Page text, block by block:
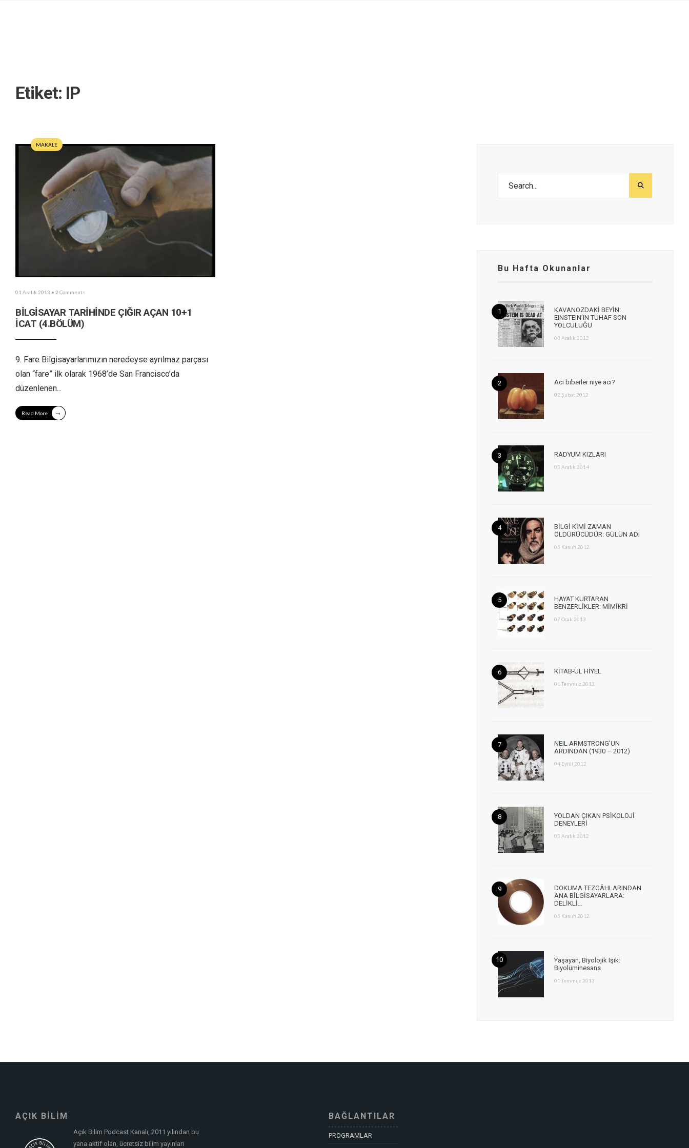
Etiket: IP
MAKALE
01 Aralık 2013 • 2 Comments
BİLGİSAYAR TARİHİNDE ÇIĞIR AÇAN 10+1
İCAT (4.BÖLÜM)
9. Fare Bilgisayarlarımızın neredeyse ayrılmaz parçası
olan “fare” ilk olarak 1968’de San Francisco’da
düzenlenen...
Read More →
Bu Hafta Okunanlar
KAVANOZDAKİ BEYİN:
EINSTEIN’IN TUHAF SON
YOLCULUĞU
03 Aralık 2012
Acı biberler niye acı?
02 Şubat 2012
RADYUM KIZLARI
03 Aralık 2014
BİLGİ KİMİ ZAMAN
ÖLDÜRÜCÜDÜR: GÜLÜN ADI
05 Kasım 2012
HAYAT KURTARAN
BENZERLİKLER: MİMİKRİ
07 Ocak 2013
KİTAB-ÜL HİYEL
01 Temmuz 2013
NEIL ARMSTRONG’UN
ARDINDAN (1930 – 2012)
04 Eylül 2012
YOLDAN ÇIKAN PSİKOLOJİ
DENEYLERİ
03 Aralık 2012
DOKUMA TEZGÂHLARINDAN
ANA BİLGİSAYARLARA:
DELİKLİ…
05 Kasım 2012
Yaşayan, Biyolojik Işık:
Biyolüminesans
01 Temmuz 2013
AÇIK BİLİM
Açık Bilim Podcast Kanalı, 2011 yılından bu
yana aktif olan, ücretsiz bilim yayınları
BAĞLANTILAR
PROGRAMLAR